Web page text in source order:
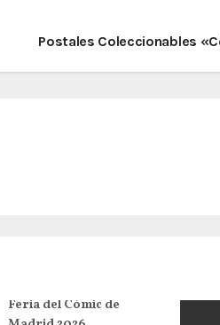
Postales Coleccionables
Feria del Cómic de